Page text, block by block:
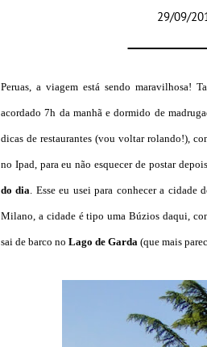
29/09/
Peruas, a viagem está sendo maravilhosa!
acordado 7h da manhã e dormido de
dicas de restaurantes (vou voltar rolando!),
no Ipad, para eu não esquecer de postar
do dia. Esse eu usei para conhecer a cidade
Milano, a cidade é tipo uma Búzios daqui,
sai de barco no Lago de Garda (que mais